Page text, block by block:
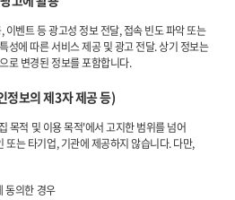
이벤트 등 광고성 정보 전달, 접속 빈도 파악 또는
성에 따른 서비스 제공 및 광고 전달. 상기 정보는
로 변경된 정보를 포함합니다.
정보의 제3자 제공 등)
목적 및 이용 목적'에서 고지한 범위를 넘어
또는 타기업, 기관에 제공하지 않습니다. 다만,
동의한 경우